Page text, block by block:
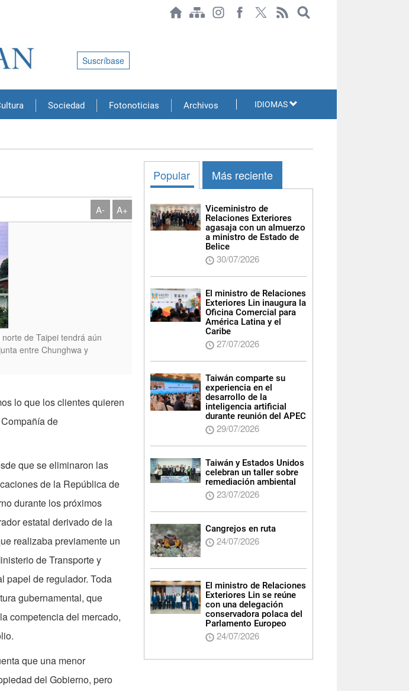
Sociedad Fotonoticias Archivos
Suscríbase
IDIOMAS
A- A+
de Taipei tendrá aún
entre Chunghwa y
lo que los clientes quieren
de
que se eliminaron las
de la República de
durante los próximos
estatal derivado de la
realizaba previamente un
de Transporte y
papel de regulador. Toda
gubernamental, que
competencia del mercado,
que una menor
del Gobierno, pero
Popular Más reciente
Viceministro de
Relaciones Exteriores
agasaja con un almuerzo
a ministro de Estado de
Belice
30/07/2026
El ministro de Relaciones
Exteriores Lin inaugura la
Oficina Comercial para
América Latina y el
Caribe
27/07/2026
Taiwán comparte su
experiencia en el
desarrollo de la
inteligencia artificial
durante reunión del APEC
29/07/2026
Taiwán y Estados Unidos
celebran un taller sobre
remediación ambiental
23/07/2026
Cangrejos en ruta
24/07/2026
El ministro de Relaciones
Exteriores Lin se reúne
con una delegación
conservadora polaca del
Parlamento Europeo
24/07/2026